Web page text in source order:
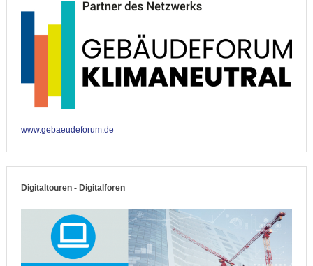
www.gebaeudeforum.de
Digitaltouren - Digitalforen